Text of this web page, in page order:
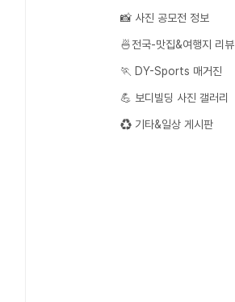
📸 사진 공모전 정보
🍜전국-맛집&여행지 리뷰
🏃 DY-Sports 매거진
💪 보디빌딩 사진 갤러리
♻️ 기타&일상 게시판